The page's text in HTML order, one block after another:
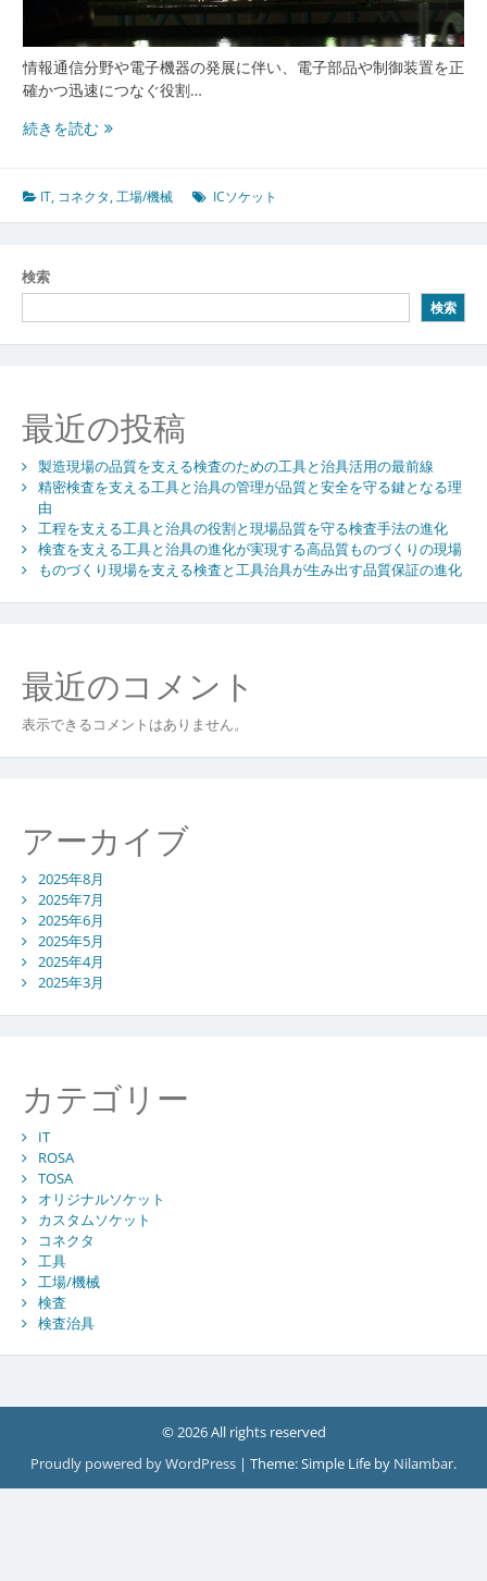
の
革
新
情報通信分野や電子機器の発展に伴い、電子部品や制御装置を正
確かつ迅速につなぐ役割…
続きを読む社
支
え
ケ
ッ
ト
最
端
技
が
拓
く
未
環
境
IT, コネクタ,工場/機械 ICソケット
検索
検索
最近の投稿
製造現場の品質を支える検査のための工具と治具活用の最前線
精密検査を支える工具と治具の管理が品質と安全を守る鍵となる理
由
工程を支える工具と治具の役割と現場品質を守る検査手法の進化
検査を支える工具と治具の進化が実現する高品質ものづくりの現場
ものづくり現場を支える検査と工具治具が生み出す品質保証の進化
最近のコメント
表示できるコメントはありません。
アーカイブ
2025年8月
2025年7月
2025年6月
2025年5月
2025年4月
2025年3月
カテゴリー
IT
ROSA
TOSA
オリジナルソケット
カスタムソケット
コネクタ
工具
工場/機械
検査
検査治具
© 2026 All rights reserved
Proudly powered by WordPress | Theme: Simple Life by Nilambar.